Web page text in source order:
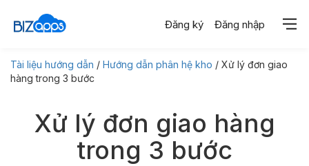
Đăng ký Đăng nhập
Tài liệu hướng dẫn / Hướng dẫn phân hệ kho / Xử lý đơn giao
hàng trong 3 bước
Xử lý đơn giao hàng
trong 3 bước